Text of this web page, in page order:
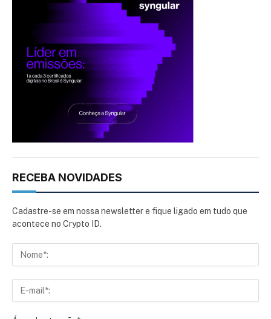
RECEBA NOVIDADES
Cadastre-se em nossa newsletter e fique ligado em tudo que
acontece no Crypto ID.